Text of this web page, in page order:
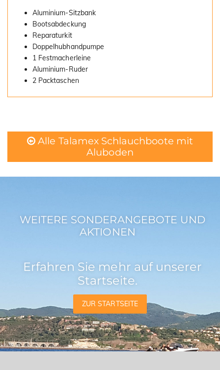
Aluminium-Sitzbank
Bootsabdeckung
Reparaturkit
Doppelhubhandpumpe
1 Festmacherleine
Aluminium-Ruder
2 Packtaschen
Alle Talamex Schlauchboote mit
Aluboden
WEITERE SONDERANGEBOTE UND
AKTIONEN
Erfahren Sie mehr auf unserer
Startseite.
ZUR STARTSEITE